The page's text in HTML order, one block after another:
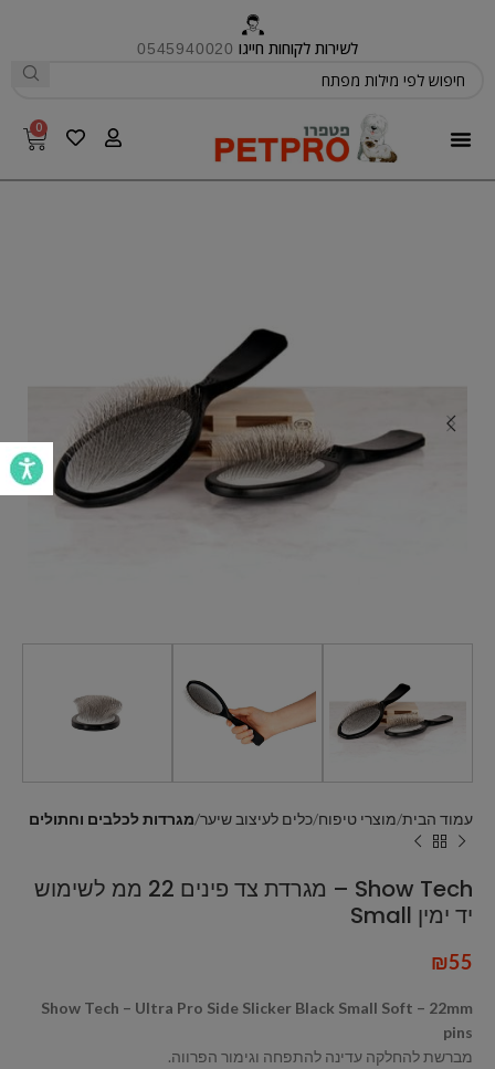
לשירות לקוחות חייגו 0545940020
0
עמוד הבית מוצרי טיפוח כלים לעיצוב שיער מגרדות לכלבים וחתולים
Show Tech – מגרדת צד פינים 22 ממ לשימוש
יד ימין Small
₪55
Show Tech – Ultra Pro Side Slicker Black Small Soft – 22mm
pins
מברשת להחלקה עדינה להתפחה וגימור הפרווה.